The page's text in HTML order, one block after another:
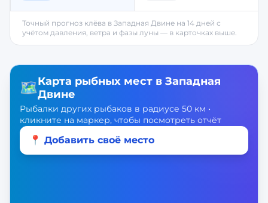
Точный прогноз клёва в Западная Двине на 14 дней с
учётом давления, ветра и фазы луны — в карточках выше.
🗺️Карта рыбных мест в Западная
Двине
Рыбалки других рыбаков в радиусе 50 км •
кликните на маркер, чтобы посмотреть отчёт
📍 Добавить своё место